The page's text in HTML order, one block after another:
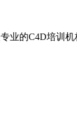
业的C4D培训